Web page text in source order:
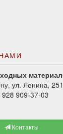
ул. Ленина,
909-37-03
Контакты